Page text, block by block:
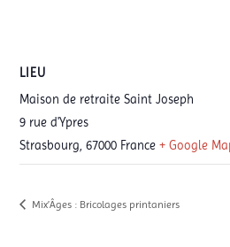
LIEU
Maison de retraite Saint Joseph
9 rue d'Ypres
Strasbourg 67000 France + Google
Mix’Âges : Bricolages printaniers